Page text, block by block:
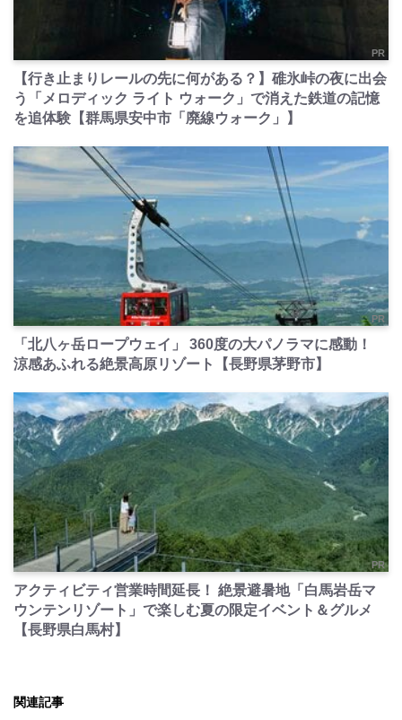
PR
【行き止まりレールの先に何がある？】碓氷峠の夜に出会
う「メロディック ライト ウォーク」で消えた鉄道の記憶
を追体験【群馬県安中市「廃線ウォーク」】
PR
「北八ヶ岳ロープウェイ」 360度の大パノラマに感動！
涼感あふれる絶景高原リゾート【長野県茅野市】
PR
アクティビティ営業時間延長！ 絶景避暑地「白馬岩岳マ
ウンテンリゾート」で楽しむ夏の限定イベント＆グルメ
【長野県白馬村】
関連記事